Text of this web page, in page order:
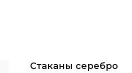
Стаканы серебро